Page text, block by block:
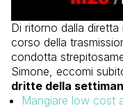
Di ritorno dalla
corso della
condotta
Simone, eccomi
dritte della
Mangiare low cost